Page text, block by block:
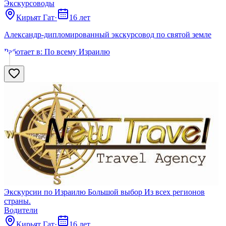
Экскурсоводы
Кирьят Гат·
16 лет
Александр-дипломированный экскурсовод по святой земле
Работает в: По всему Израилю
Экскурсии по Израилю Большой выбор Из всех регионов
страны.
Водители